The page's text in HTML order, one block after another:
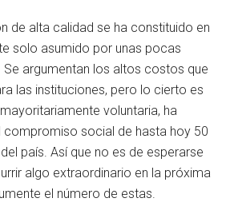
de alta calidad se ha constituido en
solo asumido por unas pocas
Se argumentan los altos costos que
las instituciones, pero lo cierto es
voluntaria, ha
compromiso social de hasta hoy 50
país. Así que no es de esperarse
algo extraordinario en la próxima
el número de estas.